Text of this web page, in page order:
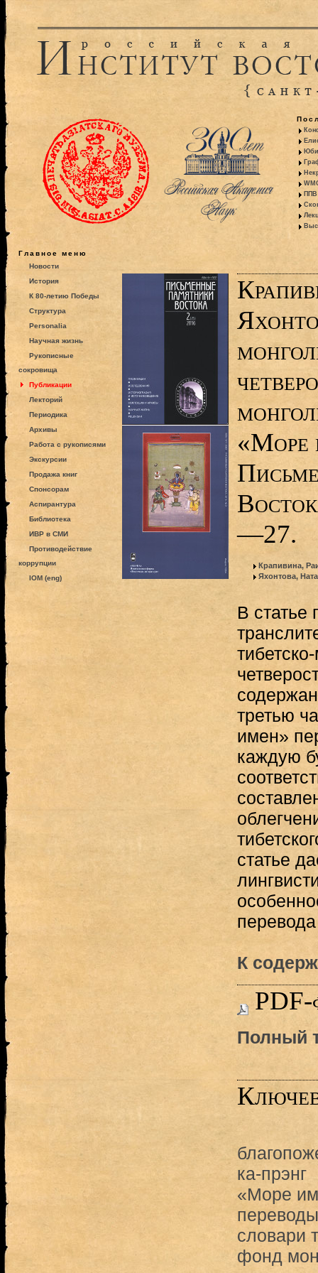
ППВ
Главное меню
Новости
История
К 80-летию Победы
Структура
Personalia
Научная жизнь
Рукописные
сокровища
Публикации
Лекторий
Периодика
Архивы
Работа с рукописями
Экскурсии
Продажа книг
Спонсорам
Аспирантура
Библиотека
ИВР в СМИ
Противодействие
коррупции
IOM (eng)
«Море
—27.
Крапивина,
Яхонтова,
В статье
третью
имен»
каждую
статье
К
PDF-
Полный
ка-прэнг
«Море
словари
фонд